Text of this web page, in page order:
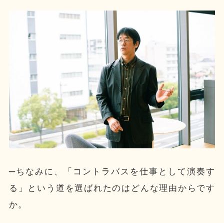
─ちなみに、「コントラバスを仕事として演奏す
る」という道を選ばれたのはどんな理由からです
か。